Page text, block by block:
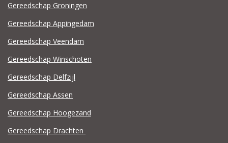
Gereedschap Groningen
Gereedschap Appingedam
Gereedschap Veendam
Gereedschap Winschoten
Gereedschap Delfzijl
Gereedschap Assen
Gereedschap Hoogezand
Gereedschap Drachten